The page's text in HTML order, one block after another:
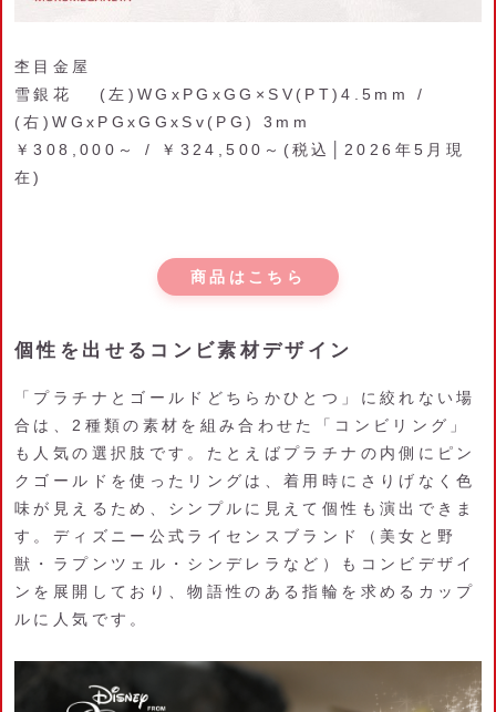
杢目金屋
雪銀花 (左)WGxPGxGG×SV(PT)4.5mm /
(右)WGxPGxGGxSv(PG) 3mm
￥308,000～ / ￥324,500～(税込│2026年5月現
在)
商品はこちら
個性を出せるコンビ素材デザイン
「プラチナとゴールドどちらかひとつ」に絞れない場
合は、2種類の素材を組み合わせた「コンビリング」
も人気の選択肢です。たとえばプラチナの内側にピン
クゴールドを使ったリングは、着用時にさりげなく色
味が見えるため、シンプルに見えて個性も演出できま
す。ディズニー公式ライセンスブランド（美女と野
獣・ラプンツェル・シンデレラなど）もコンビデザイ
ンを展開しており、物語性のある指輪を求めるカップ
ルに人気です。